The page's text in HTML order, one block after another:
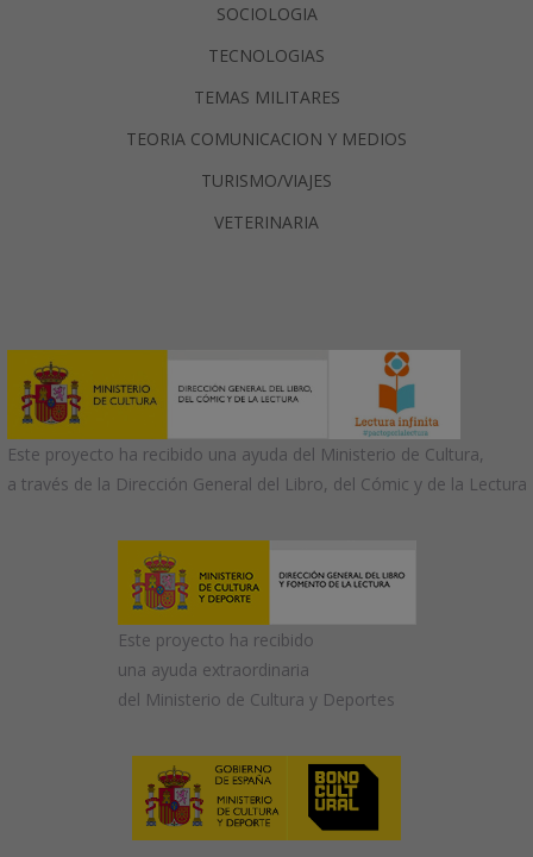
SOCIOLOGIA
TECNOLOGIAS
TEMAS MILITARES
TEORIA COMUNICACION Y MEDIOS
TURISMO/VIAJES
VETERINARIA
Este proyecto ha recibido una ayuda del Ministerio de Cultura,
a través de la Dirección General del Libro, del Cómic y de la Lectura
Este proyecto ha recibido
una ayuda extraordinaria
del Ministerio de Cultura y Deportes